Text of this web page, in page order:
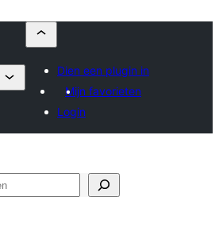
Dien een plugin in
Mijn favorieten
Login